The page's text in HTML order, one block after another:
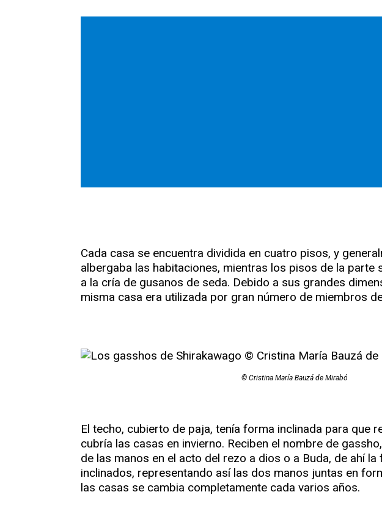
Cada casa se encuentra dividida en cuatro pisos, y
albergaba las habitaciones, mientras los pisos de la parte
a la cría de gusanos de seda. Debido a sus grandes
misma casa era utilizada por gran número de miembros
© Cristina María Bauzá de Mirabó
El techo, cubierto de paja, tenía forma inclinada para que
cubría las casas en invierno. Reciben el nombre de
de las manos en el acto del rezo a dios o a Buda, de ahí
inclinados, representando así las dos manos juntas en
las casas se cambia completamente cada varios años.